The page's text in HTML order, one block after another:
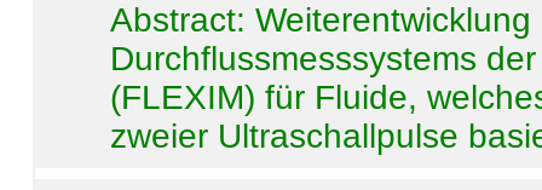
Abstract:
Durchflussmesssystems
(FLEXIM) für Fluide,
zweier Ultraschallpulse